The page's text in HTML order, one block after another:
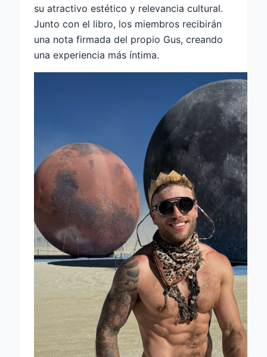
su atractivo estético y relevancia cultural.
Junto con el libro, los miembros recibirán
una nota firmada del propio Gus, creando
una experiencia más íntima.